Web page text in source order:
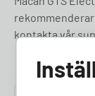
kontakta vår